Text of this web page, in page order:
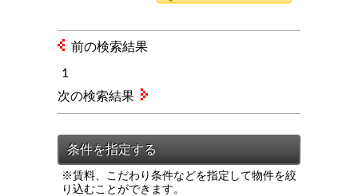
前の検索結果
1
※賃料、こだわり条件などを指定して物件を絞
り込むことができます。